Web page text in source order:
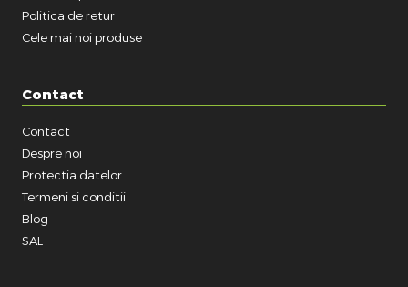
Politica de retur
Cele mai noi produse
Contact
Contact
Despre noi
Protectia datelor
Termeni si conditii
Blog
SAL